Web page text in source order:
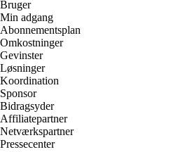
Bruger
Min adgang
Abonnementsplan
Omkostninger
Gevinster
Løsninger
Koordination
Sponsor
Bidragsyder
Affiliatepartner
Netværkspartner
Pressecenter